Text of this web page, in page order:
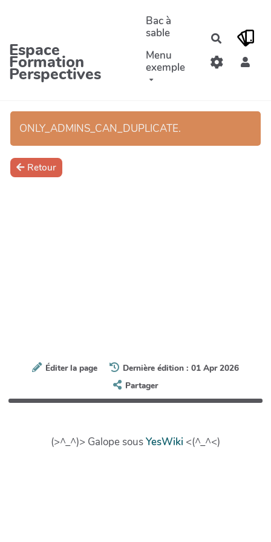
Espace
Formation
Perspectives
Bac à
sable
Menu
exemple
ONLY_ADMINS_CAN_DUPLICATE.
Retour
Éditer la page
Dernière édition : 01 Apr 2026
Partager
(>^_^)> Galope sousYesWiki <(^_^<)